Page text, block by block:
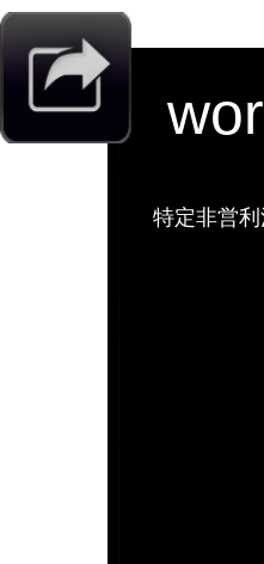
特定非営利